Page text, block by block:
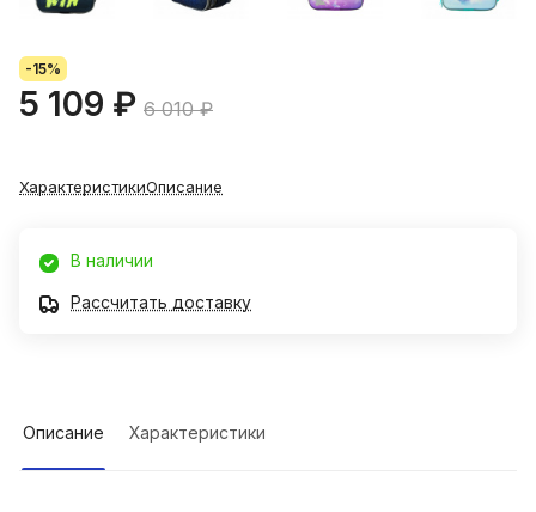
-15%
5 109 ₽ 6 010 ₽
ХарактеристикиОписание
В наличии
Рассчитать доставку
Описание Характеристики